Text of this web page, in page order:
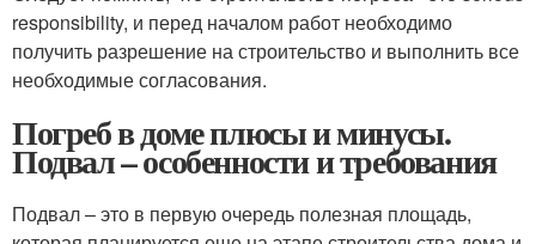
responsibility, и перед началом работ необходимо
получить разрешение на строительство и выполнить все
необходимые согласования.
Погреб в доме плюсы и минусы.
Подвал – особенности и требования
Подвал – это в первую очередь полезная площадь,